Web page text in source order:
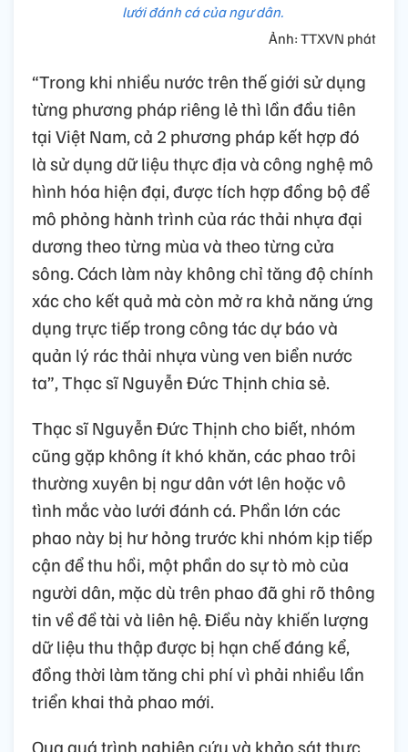
lưới đánh cá của ngư dân.
Ảnh: TTXVN phát
“Trong khi nhiều nước trên thế giới sử dụng
từng phương pháp riêng lẻ thì lần đầu tiên
tại Việt Nam, cả 2 phương pháp kết hợp đó
là sử dụng dữ liệu thực địa và công nghệ mô
hình hóa hiện đại, được tích hợp đồng bộ để
mô phỏng hành trình của rác thải nhựa đại
dương theo từng mùa và theo từng cửa
sông. Cách làm này không chỉ tăng độ chính
xác cho kết quả mà còn mở ra khả năng ứng
dụng trực tiếp trong công tác dự báo và
quản lý rác thải nhựa vùng ven biển nước
ta”, Thạc sĩ Nguyễn Đức Thịnh chia sẻ.
Thạc sĩ Nguyễn Đức Thịnh cho biết, nhóm
cũng gặp không ít khó khăn, các phao trôi
thường xuyên bị ngư dân vớt lên hoặc vô
tình mắc vào lưới đánh cá. Phần lớn các
phao này bị hư hỏng trước khi nhóm kịp tiếp
cận để thu hồi, một phần do sự tò mò của
người dân, mặc dù trên phao đã ghi rõ thông
tin về đề tài và liên hệ. Điều này khiến lượng
dữ liệu thu thập được bị hạn chế đáng kể,
đồng thời làm tăng chi phí vì phải nhiều lần
triển khai thả phao mới.
Qua quá trình nghiên cứu và khảo sát thực